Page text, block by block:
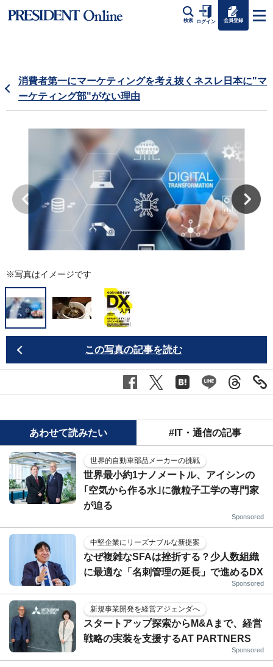
検索 ログイン 会員登録
消費者第一にマーケティングを考え抜くネスレ日本に"マ
ーケティング部"がない理由
※写真はイメージです
この写真の記事を読む
あわせて読みたい #IT・通信の記事
世界的自動車部品メーカーの挑戦
世界最小約1ナノメートル、アイシンの
｢空気から作る水｣に微粒子工学の専門家
が迫る
Sponsored
中堅企業にリーズナブルな新提案
なぜ複雑なSFAは挫折する？少人数組織
に最適な「名刺管理の延長」で進めるDX
Sponsored
新規事業開発を経営アジェンダへ
スタートアップ探索からM&Aまで、経営
戦略の実装を支援するAT PARTNERS
Sponsored